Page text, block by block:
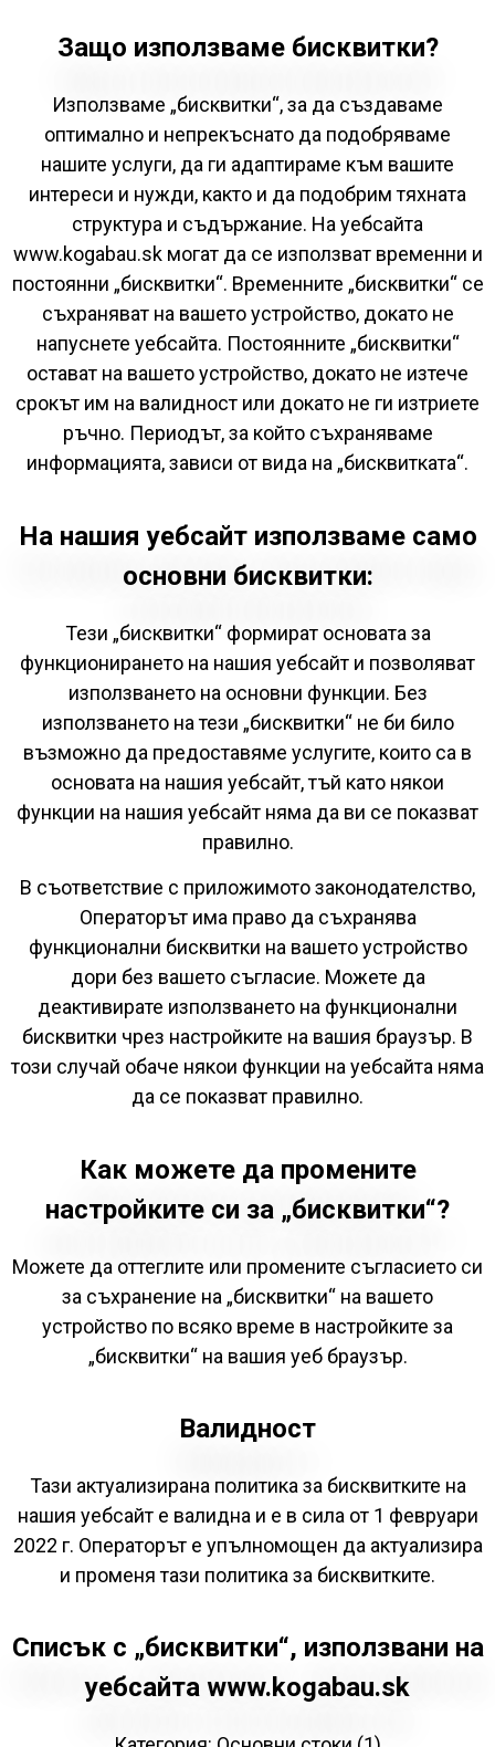
Защо използваме бисквитки?
Използваме „бисквитки“, за да създаваме
оптимално и непрекъснато да подобряваме
нашите услуги, да ги адаптираме към вашите
интереси и нужди, както и да подобрим тяхната
структура и съдържание. На уебсайта
www.kogabau.sk могат да се използват временни и
постоянни „бисквитки“. Временните „бисквитки“ се
съхраняват на вашето устройство, докато не
напуснете уебсайта. Постоянните „бисквитки“
остават на вашето устройство, докато не изтече
срокът им на валидност или докато не ги изтриете
ръчно. Периодът, за който съхраняваме
информацията, зависи от вида на „бисквитката“.
На нашия уебсайт използваме само
основни бисквитки:
Тези „бисквитки“ формират основата за
функционирането на нашия уебсайт и позволяват
използването на основни функции. Без
използването на тези „бисквитки“ не би било
възможно да предоставяме услугите, които са в
основата на нашия уебсайт, тъй като някои
функции на нашия уебсайт няма да ви се показват
правилно.
В съответствие с приложимото законодателство,
Операторът има право да съхранява
функционални бисквитки на вашето устройство
дори без вашето съгласие. Можете да
деактивирате използването на функционални
бисквитки чрез настройките на вашия браузър. В
този случай обаче някои функции на уебсайта няма
да се показват правилно.
Как можете да промените
настройките си за „бисквитки“?
Можете да оттеглите или промените съгласието си
за съхранение на „бисквитки“ на вашето
устройство по всяко време в настройките за
„бисквитки“ на вашия уеб браузър.
Валидност
Тази актуализирана политика за бисквитките на
нашия уебсайт е валидна и е в сила от 1 февруари
2022 г. Операторът е упълномощен да актуализира
и променя тази политика за бисквитките.
Списък с „бисквитки“, използвани на
уебсайта www.kogabau.sk